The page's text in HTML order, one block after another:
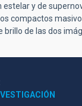
y de
compactos
brillo de las dos